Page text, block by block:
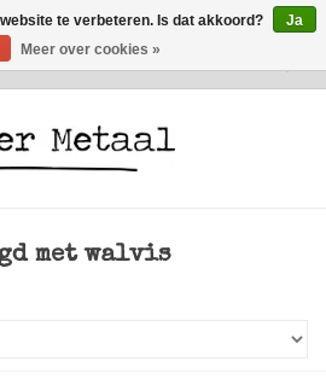
met walvis
te verbeteren. Is dat akkoord?
Ja
Meer over cookies »